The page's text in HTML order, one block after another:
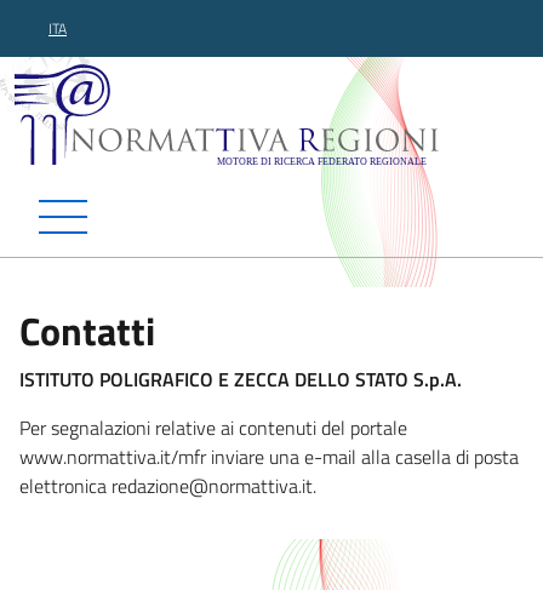
ITA
Normattiva Regioni -
Contatti
ISTITUTO POLIGRAFICO E ZECCA DELLO STATO S.p.A.
Per segnalazioni relative ai contenuti del portale
www.normattiva.it/mfr inviare una e-mail alla casella di posta
elettronica redazione@normattiva.it.